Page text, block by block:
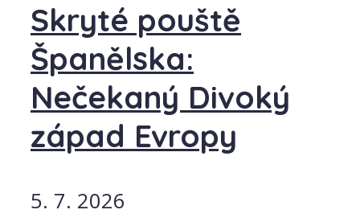
Skryté pouště
Španělska:
Nečekaný Divoký
západ Evropy
5. 7. 2026